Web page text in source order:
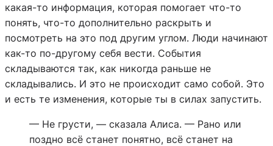
какая-то информация, которая помогает что-то
понять, что-то дополнительно раскрыть и
посмотреть на это под другим углом. Люди начинают
как-то по-другому себя вести. События
складываются так, как никогда раньше не
складывались. И это не происходит само собой. Это
и есть те изменения, которые ты в силах запустить.
— Не грусти, — сказала Алиса. — Рано или
поздно всё станет понятно, всё станет на